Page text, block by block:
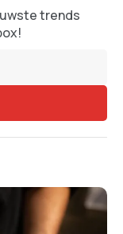
trends